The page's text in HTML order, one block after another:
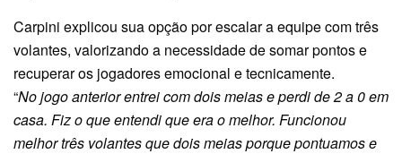
Carpini explicou sua opção por escalar a equipe com três
volantes, valorizando a necessidade de somar pontos e
recuperar os jogadores emocional e tecnicamente.
“No jogo anterior entrei com dois meias e perdi de 2 a 0 em
casa. Fiz o que entendi que era o melhor. Funcionou
melhor três volantes que dois meias porque pontuamos e